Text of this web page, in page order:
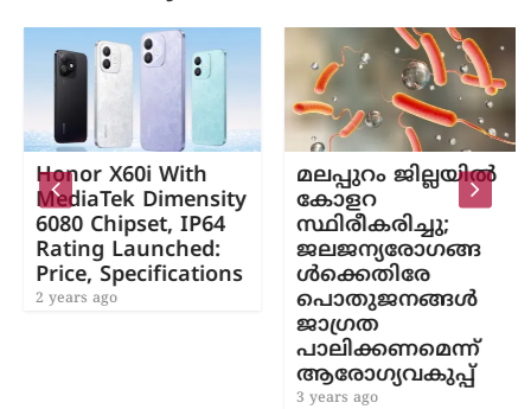
Honor X60i With
MediaTek Dimensity
6080 Chipset, IP64
Rating Launched:
Price, Specifications
2 years ago
മലപ്പുറം ജില്ലയില്‍
കോളറ
സ്ഥിരീകരിച്ചു;
ജലജന്യരോഗങ്ങ
ള്‍ക്കെതിരേ
പൊതുജനങ്ങള്‍
ജാഗ്രത
പാലിക്കണമെന്ന്
ആരോഗ്യവകുപ്പ്
3 years ago